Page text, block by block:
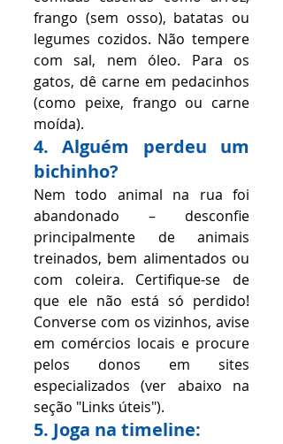
frango (sem osso), batatas ou
legumes cozidos. Não tempere
com sal, nem óleo. Para os
gatos, dê carne em pedacinhos
(como peixe, frango ou carne
moída).
4. Alguém perdeu um
bichinho?
Nem todo animal na rua foi
abandonado – desconfie
principalmente de animais
treinados, bem alimentados ou
com coleira. Certifique-se de
que ele não está só perdido!
Converse com os vizinhos, avise
em comércios locais e procure
pelos donos em sites
especializados (ver abaixo na
seção "Links úteis").
5. Joga na timeline: